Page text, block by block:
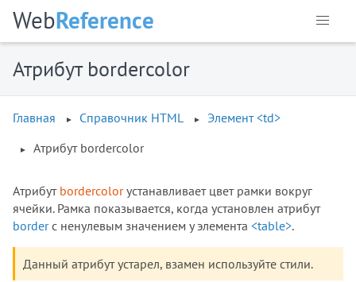
WebReference
Атрибут bordercolor
Главная Справочник HTML
Элемент <td>
Атрибут bordercolor
Атрибут bordercolorустанавливает цвет рамки вокруг
ячейки. Рамка показывается, когда установлен атрибут
borderс ненулевым значением у элемента <table>.
Данный атрибут устарел, взамен используйте стили.
<comment>
<data>
<datalist>
<dfn>
<dir>
<div>
<dl>
<em>